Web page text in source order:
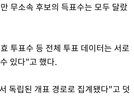
무소속 후보의 득표수는 모두 달랐
투표수 등 전체 투표 데이터는 서로
있다"고 했다.
독립된 개표 경로로 집계됐다"고 덧